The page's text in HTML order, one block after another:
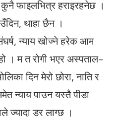
फाइलभित्र हराइरहनेछ ।
थाहा छैन ।
न्याय खोज्ने हरेक आम
। म त रोगी भएर अस्पताल–
दिन मेरो छोरा, नाति र
न्याय पाउन यस्तै पीडा
ज्यादा डर लाग्छ ।